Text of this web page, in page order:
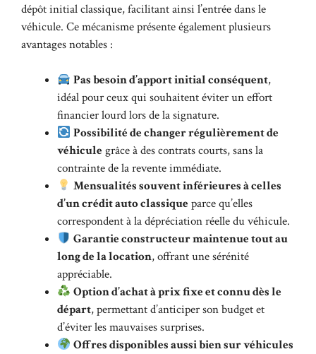
dépôt initial classique, facilitant ainsi l’entrée dans le
véhicule. Ce mécanisme présente également plusieurs
avantages notables :
Pas besoin d’apport initial conséquent,
idéal pour ceux qui souhaitent éviter un effort
financier lourd lors de la signature.
Possibilité de changer régulièrement de
véhiculegrâce à des contrats courts, sans la
contrainte de la revente immédiate.
Mensualités souvent inférieures à celles
d’un crédit auto classiqueparce qu’elles
correspondent à la dépréciation réelle du véhicule.
Garantie constructeur maintenue tout au
long de la location, offrant une sérénité
appréciable.
Option d’achat à prix fixe et connu dès le
départ, permettant d’anticiper son budget et
d’éviter les mauvaises surprises.
Offres disponibles aussi bien sur véhicules